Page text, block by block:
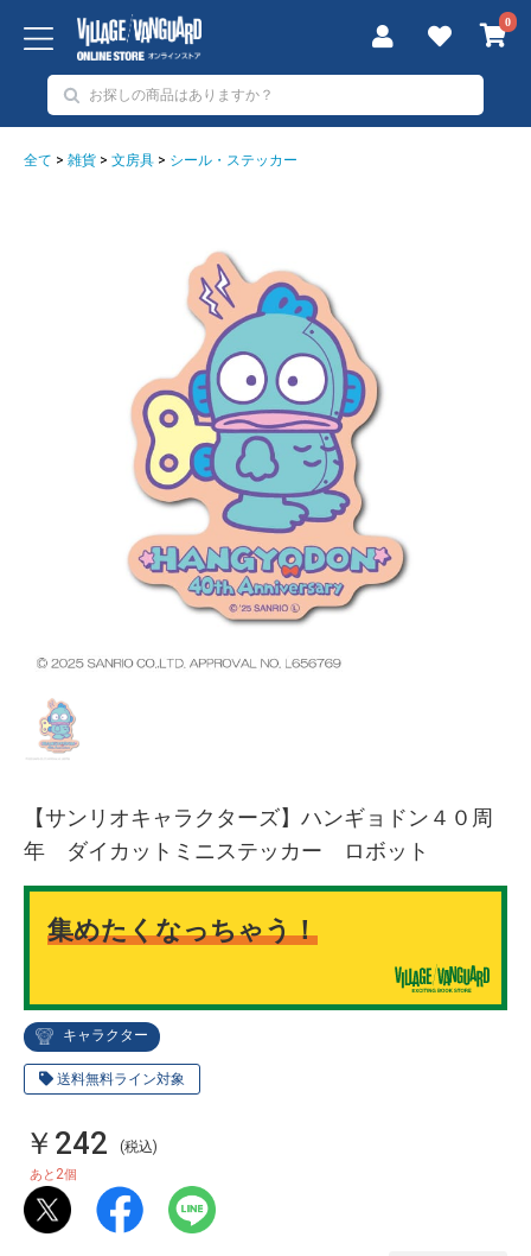
0
全て > 雑貨 > 文房具 > シール・ステッカー
キャラクター
送料無料ライン対象
【サンリオキャラクターズ】ハンギョドン４０周
年 ダイカットミニステッカー ロボット
集めたくなっちゃう！
￥242 (税込)
あと 2個